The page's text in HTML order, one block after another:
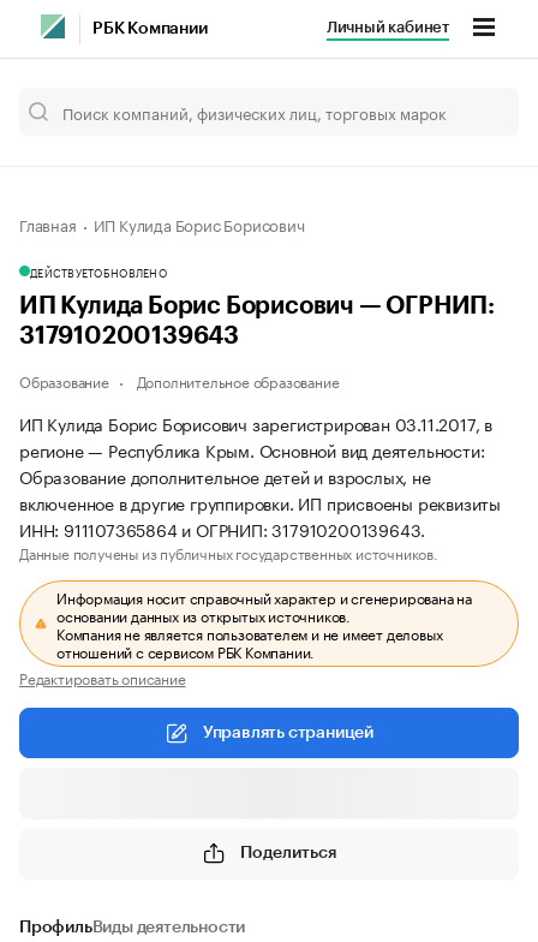
РБК Компании Личный кабинет
Главная ИП Кулида Борис Борисович
ДЕЙСТВУЕТОБНОВЛЕНО
ИП Кулида Борис Борисович — ОГРНИП:
317910200139643
Образование Дополнительное образование
ИП Кулида Борис Борисович зарегистрирован 03.11.2017, в
регионе — Республика Крым. Основной вид деятельности:
Образование дополнительное детей и взрослых, не
включенное в другие группировки. ИП присвоены реквизиты
ИНН: 911107365864 и ОГРНИП: 317910200139643.
Данные получены из публичных государственных источников.
Информация носит справочный характер и сгенерирована на
основании данных из открытых источников.
Компания не является пользователем и не имеет деловых
отношений с сервисом РБК Компании.
Редактировать описание
Управлять страницей
Поделиться
ПрофильВиды деятельности